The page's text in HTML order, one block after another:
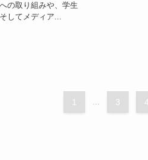
の取り組みや、学生
してメディア...
1 3 4